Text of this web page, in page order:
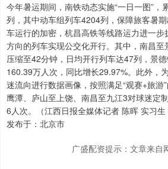
今年暑运期间，南铁动态实施“一日一图”，
列，其中动车组列车4204列，保障旅客暑
车运行的加密，杭昌高铁等线路运力进一
方向的列车实现公交化开行。其中，南昌
压缩至42分钟，日均开行列车达47列，景
160.39万人次，同比增长29.97%。此外，
迷流向进行数据画像，按照满足“观赛+旅游
鹰潭、庐山至上饶、南昌至九江3对球迷定
6人次。（江西日报全媒体记者 陈晖 实习生
发布于：北京市
广盛配资提示：文章来自